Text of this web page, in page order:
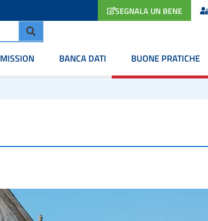
SEGNALA UN BENE
MISSION BANCA DATI BUONE PRATICHE